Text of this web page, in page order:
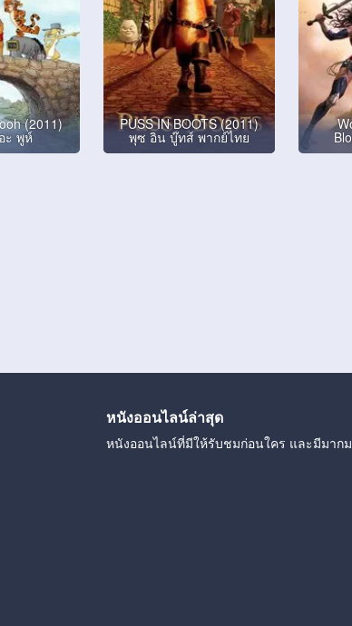
(2011)
ะ พูห์
PUSS IN BOOTS (2011)
พุซ อิน บู๊ทส์ พากย์ไทย
หนังออนไลน์ล่าสุด
หนังออนไลน์ที่มีให้รับชมก่อนใคร และมีมาก